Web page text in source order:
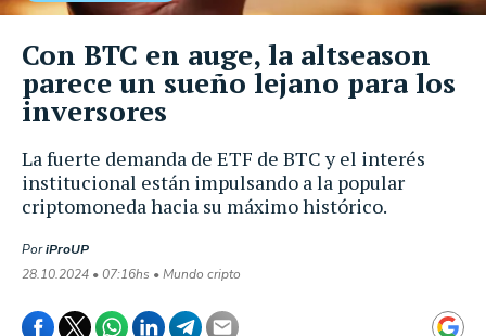
La fuerte demanda de ETF de BTC y el interés
institucional están impulsando a la popular
criptomoneda hacia su máximo histórico.
PoriProUP
28.10.2024 • 07:16hs • Mundo cripto
Con BTC en auge, la altseason
parece un sueño lejano para los
inversores